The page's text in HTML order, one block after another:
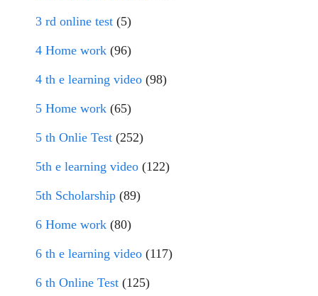
3 rd online test (5)
4 Home work (96)
4 th e learning video (98)
5 Home work (65)
5 th Onlie Test (252)
5th e learning video (122)
5th Scholarship (89)
6 Home work (80)
6 th e learning video (117)
6 th Online Test (125)